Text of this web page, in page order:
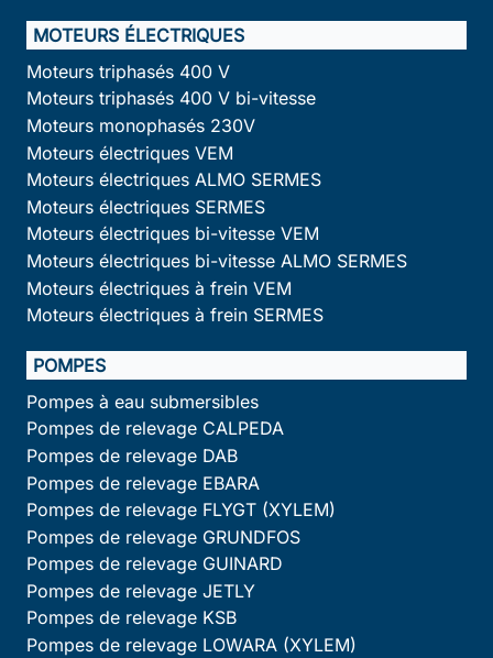
MOTEURS ÉLECTRIQUES
Moteurs triphasés 400 V
Moteurs triphasés 400 V bi-vitesse
Moteurs monophasés 230V
Moteurs électriques VEM
Moteurs électriques ALMO SERMES
Moteurs électriques SERMES
Moteurs électriques bi-vitesse VEM
Moteurs électriques bi-vitesse ALMO SERMES
Moteurs électriques à frein VEM
Moteurs électriques à frein SERMES
POMPES
Pompes à eau submersibles
Pompes de relevage CALPEDA
Pompes de relevage DAB
Pompes de relevage EBARA
Pompes de relevage FLYGT (XYLEM)
Pompes de relevage GRUNDFOS
Pompes de relevage GUINARD
Pompes de relevage JETLY
Pompes de relevage KSB
Pompes de relevage LOWARA (XYLEM)